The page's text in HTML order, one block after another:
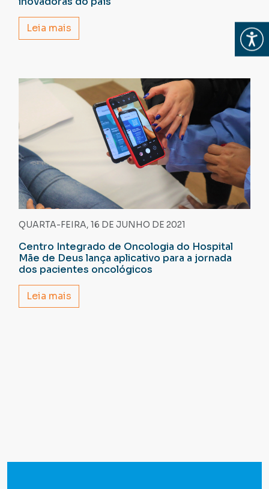
Abrir
Leia mais
QUARTA-FEIRA, 16 DE JUNHO DE 2021
Centro Integrado de Oncologia do Hospital
Mãe de Deus lança aplicativo para a jornada
dos pacientes oncológicos
Leia mais